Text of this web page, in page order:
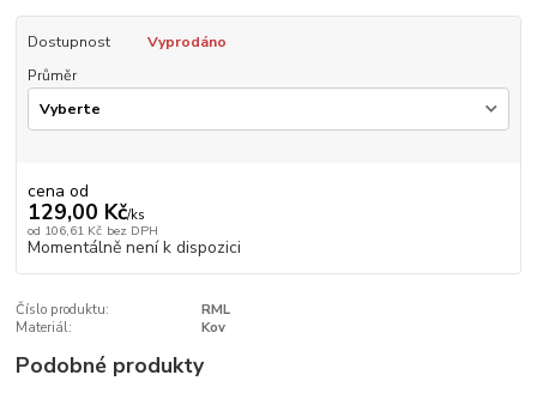
Dostupnost
Vyprodáno
Průměr
cena od
129,00 Kč/ks
od 106,61 Kč bez DPH
Momentálně není k dispozici
Číslo produktu:
RML
Materiál:
Kov
Podobné produkty